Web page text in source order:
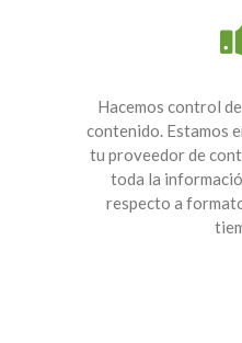
Hacemos control
contenido. Estamos
tu proveedor de
toda la
respecto a